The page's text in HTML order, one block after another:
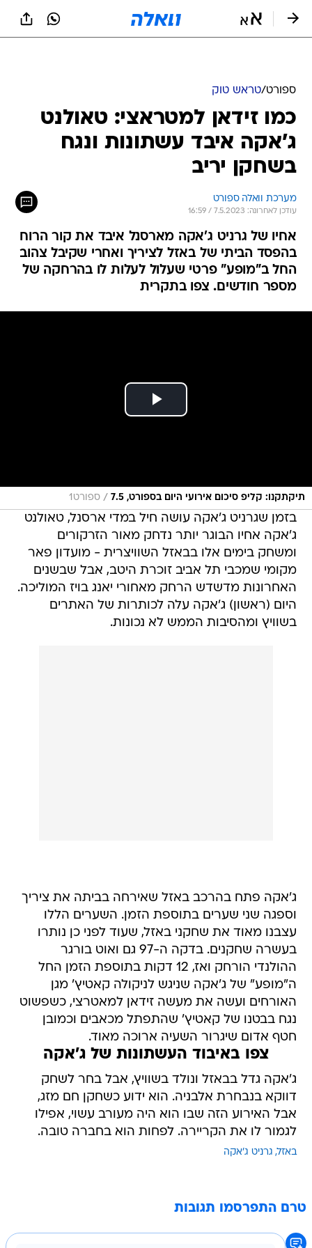
ספורט/טראש טוק
כמו זידאן למטראצי: טאולנט
ג'אקה איבד עשתונות ונגח
בשחקן יריב
מערכת וואלה ספורט
עודכן לאחרונה: 7.5.2023 / 16:59
אחיו של גרניט ג'אקה מארסנל איבד את קור הרוח
בהפסד הביתי של באזל לציריך ואחרי שקיבל צהוב
החל ב"מופע" פרטי שעלול לעלות לו בהרחקה של
מספר חודשים. צפו בתקרית
תיקתקנו: קליפ סיכום אירועי היום בספורט, 7.5 / ספורט1
בזמן שגרניט ג'אקה עושה חיל במדי ארסנל, טאולנט
ג'אקה אחיו הבוגר יותר נדחק מאור הזרקורים
ומשחק בימים אלו בבאזל השוויצרית - מועדון פאר
מקומי שמכבי תל אביב זוכרת היטב, אבל שבשנים
האחרונות מדשדש הרחק מאחורי יאנג בויז המוליכה.
היום (ראשון) ג'אקה עלה לכותרות של האתרים
בשוויץ ומהסיבות הממש לא נכונות.
ג'אקה פתח בהרכב באזל שאירחה בביתה את ציריך
וספגה שני שערים בתוספת הזמן. השערים הללו
עצבנו מאוד את שחקני באזל, שעוד לפני כן נותרו
בעשרה שחקנים. בדקה ה-97 גם ואוט בורגר
ההולנדי הורחק ואז, 12 דקות בתוספת הזמן החל
ה"מופע" של ג'אקה שניגש לניקולה קאטיץ' מגן
האורחים ועשה את מעשה זידאן למאטרצי, כשפשוט
נגח בבטנו של קאטיץ' שהתפתל מכאבים וכמובן
חטף אדום שיגרור השעיה ארוכה מאוד.
צפו באיבוד העשתונות של ג'אקה
ג'אקה גדל בבאזל ונולד בשוויץ, אבל בחר לשחק
דווקא בנבחרת אלבניה. הוא ידוע כשחקן חם מזג,
אבל האירוע הזה שבו הוא היה מעורב עשוי, אפילו
לגמור לו את הקריירה. לפחות הוא בחברה טובה.
באזל גרניט ג'אקה
טרם התפרסמו תגובות